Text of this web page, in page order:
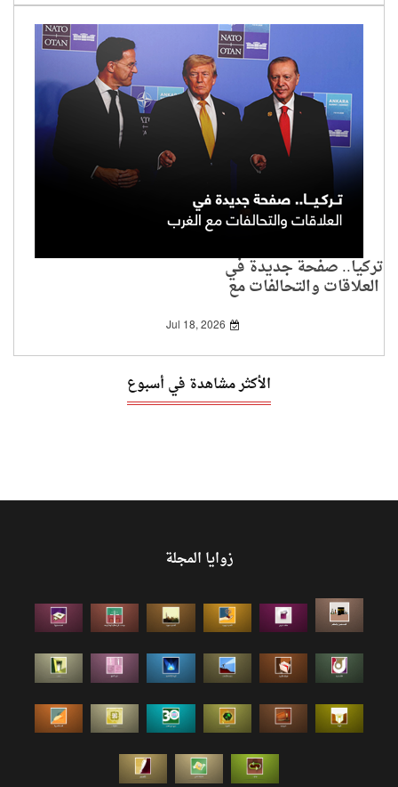
تركيا.. صفحة جديدة في
العلاقات والتحالفات مع
Jul 18, 2026
الأكثر مشاهدة في أسبوع
زوايا المجلة